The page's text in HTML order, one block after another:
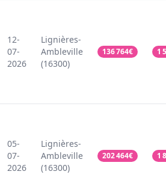
12-
07-
2026
Lignières-
Ambleville
(16300)
136 764€ 1
05-
07-
2026
Lignières-
Ambleville
(16300)
202 464€ 1